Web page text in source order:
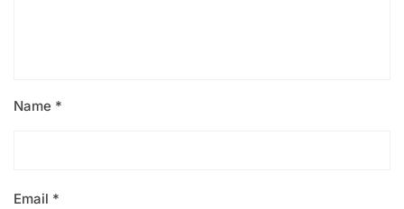
Name *
Email *